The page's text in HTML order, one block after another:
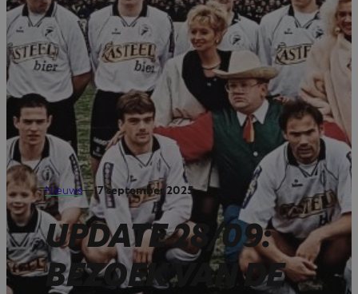
Nieuws—17 september 2025
UPDATE 28/09:
BEZOEK VAN DE